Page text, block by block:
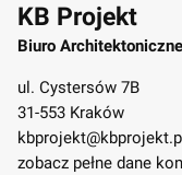
KB Projekt
Biuro Architektoniczne
ul. Cystersów 7B
31-553 Kraków
kbprojekt@kbprojekt.pl
zobacz pełne dane